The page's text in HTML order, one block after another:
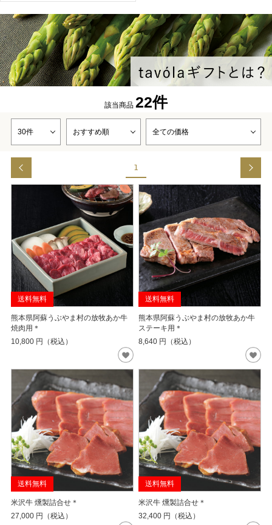
該当商品 22件
1
送料無料
熊本県阿蘇うぶやま村の放牧あか牛
焼肉用＊
10,800 円（税込）
送料無料
熊本県阿蘇うぶやま村の放牧あか牛
ステーキ用＊
8,640 円（税込）
送料無料
米沢牛 燻製詰合せ＊
27,000 円（税込）
送料無料
米沢牛 燻製詰合せ＊
32,400 円（税込）